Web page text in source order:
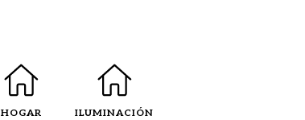
HOGAR ILUMINACIÓN